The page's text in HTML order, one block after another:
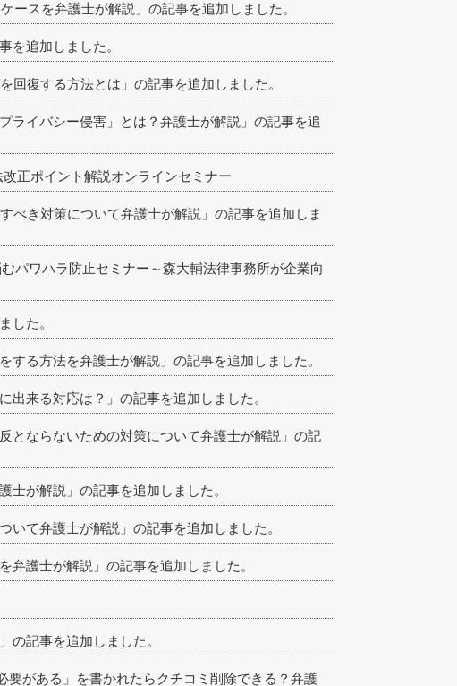
ースを弁護士が解説」の記事を追加しました。
を追加しました。
回復する方法とは」の記事を追加しました。
ライバシー侵害」とは？弁護士が解説」の記事を追
正ポイント解説オンラインセミナー
べき対策について弁護士が解説」の記事を追加しま
パワハラ防止セミナー～森大輔法律事務所が企業向
した。
する方法を弁護士が解説」の記事を追加しました。
出来る対応は？」の記事を追加しました。
とならないための対策について弁護士が解説」の記
士が解説」の記事を追加しました。
いて弁護士が解説」の記事を追加しました。
弁護士が解説」の記事を追加しました。
の記事を追加しました。
要がある」を書かれたらクチコミ削除できる？弁護